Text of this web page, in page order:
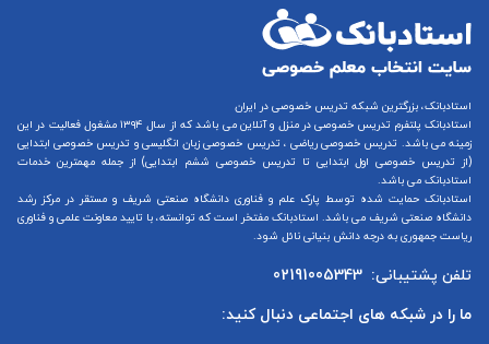
استادبانک، بزرگترین شبکه تدریس خصوصی در ایران
استادبانک پلتفرم تدریس خصوصی در منزل و آنلاین
می باشد که از سال ۱۳۹۴ مشغول فعالیت در این
زمینه می باشد. تدریس خصوصی ریاضی ، تدریس خصوصی زبان انگلیسیو تدریس خصوصی ابتدایی
(از تدریس خصوصی اول ابتدایی تا تدریس خصوصی ششم ابتدایی) از جمله مهمترین خدمات
استادبانک می باشد.
استادبانک حمایت شده توسط پارک علم و فناوری دانشگاه صنعتی شریف و مستقر در مرکز رشد
دانشگاه صنعتی شریف می باشد. استادبانک مفتخر است که توانسته، با تایید معاونت علمی و فناوری
ریاست جمهوری به درجه دانش بنیانی نائل شود.
تلفن پشتیبانی: 02191005343
ما را در شبکه های اجتماعی دنبال کنید: